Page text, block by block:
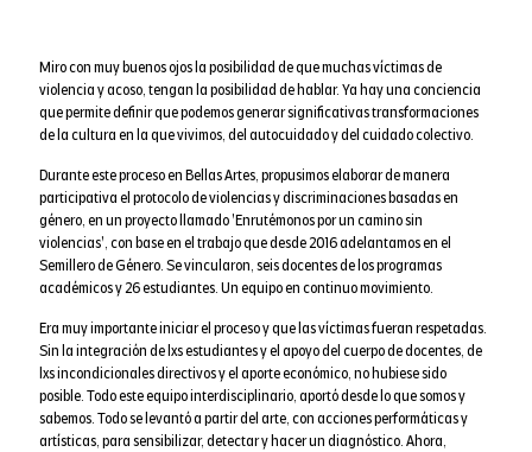
Miro con muy buenos ojos la posibilidad de que muchas víctimas de
violencia y acoso, tengan la posibilidad de hablar. Ya hay una conciencia
que permite definir que podemos generar significativas transformaciones
de la cultura en la que vivimos, del autocuidado y del cuidado colectivo.
Durante este proceso en Bellas Artes, propusimos elaborar de manera
participativa el protocolo de violencias y discriminaciones basadas en
género, en un proyecto llamado 'Enrutémonos por un camino sin
violencias', con base en el trabajo que desde 2016 adelantamos en el
Semillero de Género. Se vincularon, seis docentes de los programas
académicos y 26 estudiantes. Un equipo en continuo movimiento.
Era muy importante iniciar el proceso y que las víctimas fueran respetadas.
Sin la integración de lxs estudiantes y el apoyo del cuerpo de docentes, de
lxs incondicionales directivos y el aporte económico, no hubiese sido
posible. Todo este equipo interdisciplinario, aportó desde lo que somos y
sabemos. Todo se levantó a partir del arte, con acciones performáticas y
artísticas, para sensibilizar, detectar y hacer un diagnóstico. Ahora,